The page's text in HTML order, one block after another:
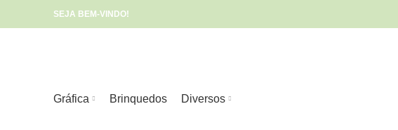
SEJA BEM-VINDO!
Gráfica Brinquedos Diversos